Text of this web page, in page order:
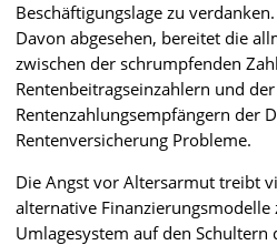
Beschäftigungslage zu verdanken.
Davon abgesehen, bereitet die
zwischen der schrumpfenden
Rentenbeitragseinzahlern und
Rentenzahlungsempfängern der
Rentenversicherung Probleme.
Die Angst vor Altersarmut treibt
alternative Finanzierungsmodelle
Umlagesystem auf den